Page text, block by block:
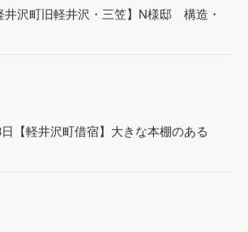
井沢町旧軽井沢・三笠】N様邸 構造・
【軽井沢町借宿】大きな本棚のある